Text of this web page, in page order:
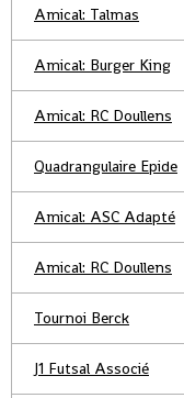
Amical: Talmas
Amical: Burger King
Amical: RC Doullens
Quadrangulaire Epide
Amical: ASC Adapté
Amical: RC Doullens
Tournoi Berck
J1 Futsal Associé